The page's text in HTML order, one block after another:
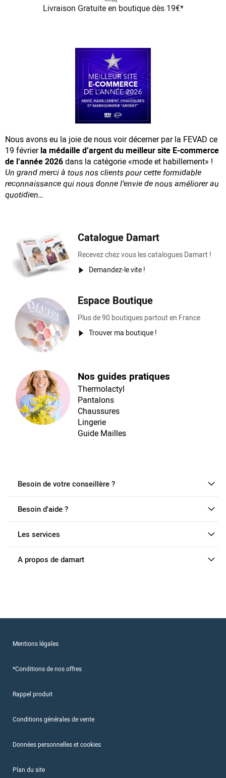
Livraison Gratuiteen boutique dès 19€*
Nous avons eu la joie de nous voir décerner par la FEVAD ce
19 févrierla médaille d’argent du meilleur site E-commerce
de l’année 2026dans la catégorie «mode et habillement» !
Un grand merci à tous nos clients pour cette formidable
reconnaissancequi nous donne l’envie de nous améliorer au
quotidien…
Catalogue Damart
Recevez chez vous les catalogues Damart !
Demandez-le vite !
Espace Boutique
Plus de 90 boutiques partout en France
Trouver ma boutique !
Nos guides pratiques
Thermolactyl
Pantalons
Chaussures
Lingerie
Guide Mailles
Besoin de votre conseillère ?
Besoin d'aide ?
Les services
A propos de damart
Mentions légales
*Conditions de nos offres
Rappel produit
Conditions générales de vente
Données personnelles et cookies
Plan du site